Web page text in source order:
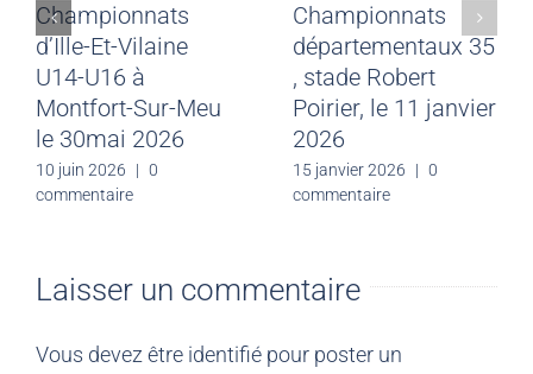
Championnats
d’Ille-Et-Vilaine
U14-U16 à
Montfort-Sur-Meu
le 30mai 2026
10 juin 2026 | 0
commentaire
Championnats
départementaux 35
, stade Robert
Poirier, le 11 janvier
2026
15 janvier 2026 | 0
commentaire
Laisser un commentaire
Vous devez être identifié pour poster un